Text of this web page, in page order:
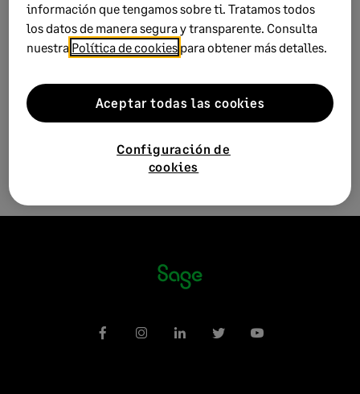
Product:Sage 200
Solution ID:241029123342333
Applies to:
Category > Transactions
información que tengamos sobre ti. Tratamos todos
los datos de manera segura y transparente. Consulta
nuestra Política de cookies para obtener más detalles.
Configuración de
cookies
Aceptar todas las cookies